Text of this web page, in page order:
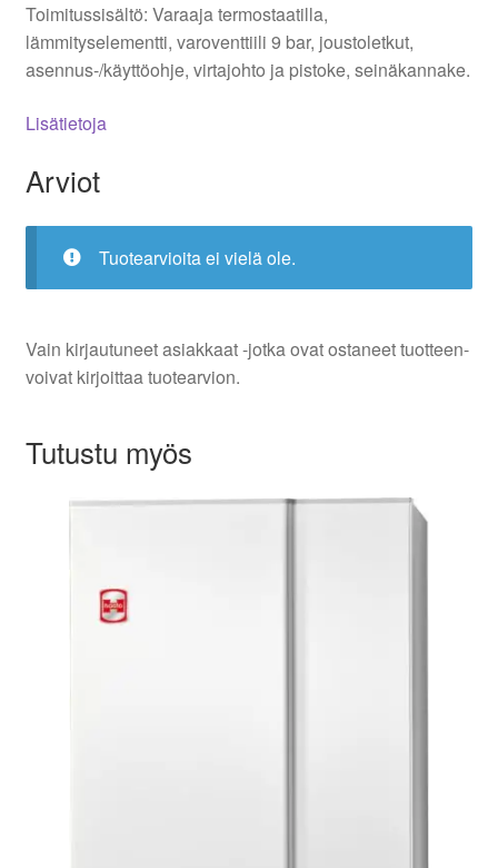
Toimitussisältö: Varaaja termostaatilla,
lämmityselementti, varoventtiili 9 bar, joustoletkut,
asennus-/käyttöohje, virtajohto ja pistoke, seinäkannake.
Lisätietoja
Arviot
Tuotearvioita ei vielä ole.
Vain kirjautuneet asiakkaat -jotka ovat ostaneet tuotteen-
voivat kirjoittaa tuotearvion.
Tutustu myös